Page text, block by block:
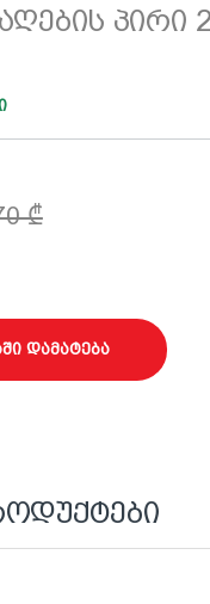
პირი
₾
27მმ TMK20330
დამატება